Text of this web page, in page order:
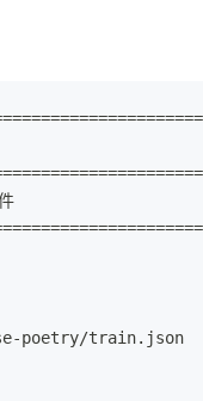
poetry/train.json